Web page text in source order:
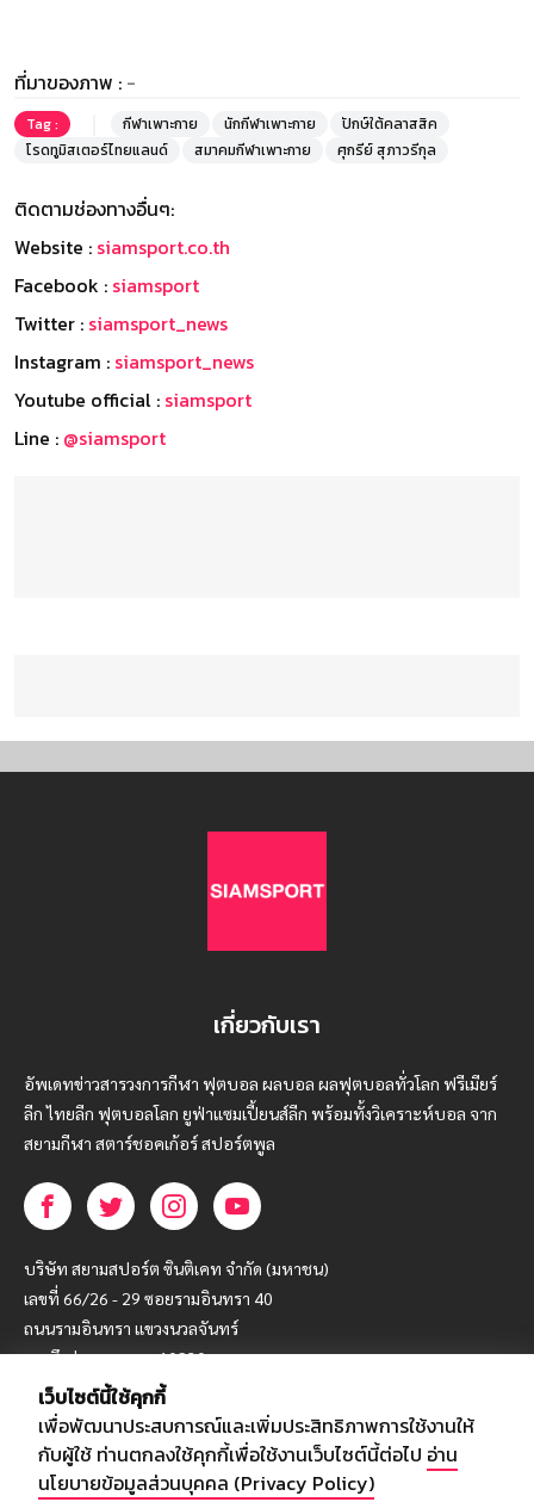
ที่มาของภาพ : -
Tag : กีฬาเพาะกาย นักกีฬาเพาะกาย
ปักษ์ใต้คลาสสิค
โรดทูมิสเตอร์ไทยแลนด์
สมาคมกีฬาเพาะกาย ศุกรีย์ สุภาวรีกุล
ติดตามช่องทางอื่นๆ:
Website : siamsport.co.th
Facebook : siamsport
Twitter : siamsport_news
Instagram : siamsport_news
Youtube official : siamsport
Line : @siamsport
เกี่ยวกับเรา
อัพเดทข่าวสารวงการกีฬา ฟุตบอล ผลบอล ผลฟุตบอลทั่วโลก ฟรีเมียร์
ลีก ไทยลีก ฟุตบอลโลก ยูฟ่าแซมเปี้ยนส์ลีก พร้อมทั้งวิเคราะห์บอล จาก
สยามกีฬา สตาร์ชอคเก้อร์ สปอร์ตพูล
บริษัท สยามสปอร์ต ซินติเคท จำกัด (มหาชน)
เลขที่ 66/26 - 29 ซอยรามอินทรา 40
ถนนรามอินทรา แขวงนวลจันทร์
เขตบึงกุ่ม กรุงเทพฯ 10230
โทร : 02-5088-000
อีเมล์ : webmaster@siamsport.co.th
เว็บไซต์ : www.siamsport.co.th
เว็บไซต์นี้ใช้คุกกี้
เพื่อพัฒนาประสบการณ์และเพิ่มประสิทธิภาพการใช้งานให้
กับผู้ใช้ ท่านตกลงใช้คุกกี้เพื่อใช้งานเว็บไซต์นี้ต่อไป อ่าน
นโยบายข้อมูลส่วนบุคคล (Privacy Policy)